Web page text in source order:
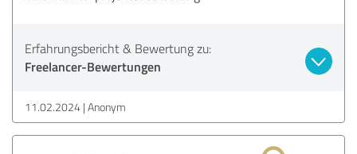
Erfahrungsbericht & Bewertung zu:
Freelancer-Bewertungen
11.02.2024 Anonym